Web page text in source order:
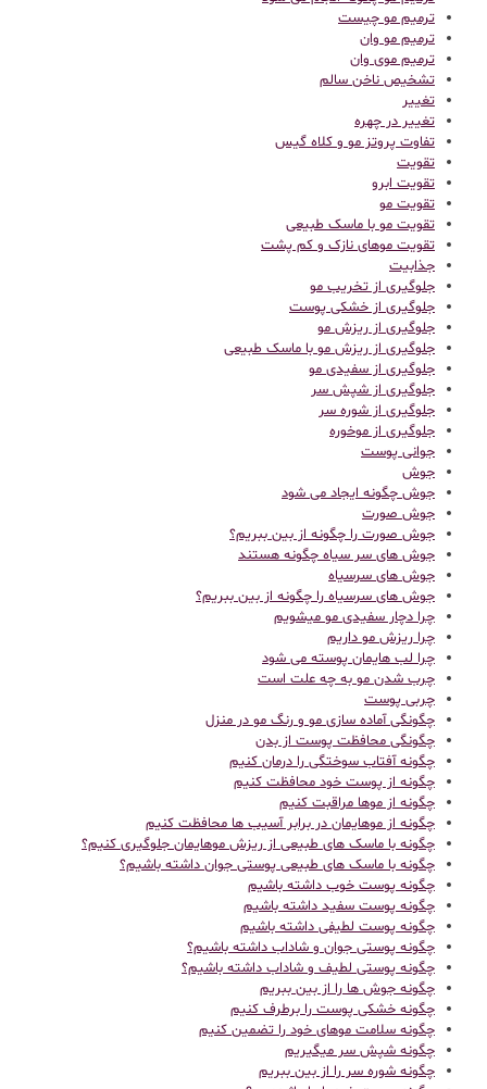
ترمیم مو چیست
ترمیم مو وان
ترمیم موی وان
تشخیص ناخن سالم
تغییر
تغییر در چهره
تفاوت پروتز مو و کلاه گیس
تقویت
تقویت ابرو
تقویت مو
تقویت مو با ماسک طبیعی
تقویت موهای نازک و کم پشت
جذابیت
جلوگیری از تخریب مو
جلوگیری از خشکی پوست
جلوگیری از ریزش مو
جلوگیری از ریزش مو با ماسک طبیعی
جلوگیری از سفیدی مو
جلوگیری از شپش سر
جلوگیری از شوره سر
جلوگیری از موخوره
جوانی پوست
جوش
جوش چگونه ایجاد می شود
جوش صورت
جوش صورت را چگونه از بین ببریم؟
جوش های سر سیاه چگونه هستند
جوش های سرسیاه
جوش های سرسیاه را چگونه از بین ببریم؟
چرا دچار سفیدی مو میشویم
چرا ریزش مو داریم
چرا لب هایمان پوسته می شود
چرب شدن مو به چه علت است
چربی پوست
چگونگی آماده سازی مو و رنگ مو در منزل
چگونگی محافظت پوست از بدن
چگونه آفتاب سوختگی را درمان کنیم
چگونه از پوست خود محافظت کنیم
چگونه از موها مراقبت کنیم
چگونه از موهایمان در برابر آسیب ها محافظت کنیم
چگونه با ماسک های طبیعی از ریزش موهایمان جلوگیری کنیم؟
چگونه با ماسک های طبیعی پوستی جوان داشته باشیم؟
چگونه پوست خوب داشته باشیم
چگونه پوست سفید داشته باشیم
چگونه پوست لطیفی داشته باشیم
چگونه پوستی جوان و شاداب داشته باشیم؟
چگونه پوستی لطیف و شاداب داشته باشیم؟
چگونه جوش ها را از بین ببریم
چگونه خشکی پوست را برطرف کنیم
چگونه سلامت موهای خود را تضمین کنیم
چگونه شپش سر میگیریم
چگونه شوره سر را از بین ببریم